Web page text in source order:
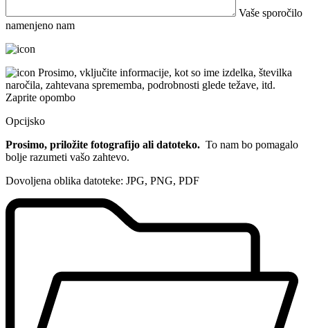
Vaše sporočilo
namenjeno nam
Prosimo, vključite informacije, kot so ime izdelka, številka
naročila, zahtevana sprememba, podrobnosti glede težave, itd.
Zaprite opombo
Opcijsko
Prosimo, priložite fotografijo ali datoteko. To nam bo pomagalo
bolje razumeti vašo zahtevo.
Dovoljena oblika datoteke: JPG, PNG, PDF